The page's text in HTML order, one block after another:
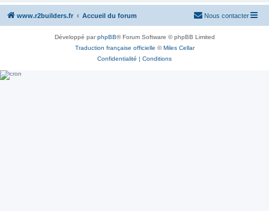
www.r2builders.fr Accueil du forum Nous contacter
Développé parphpBB® Forum Software © phpBB Limited
Traduction française officielle ©Miles Cellar
Confidentialité | Conditions